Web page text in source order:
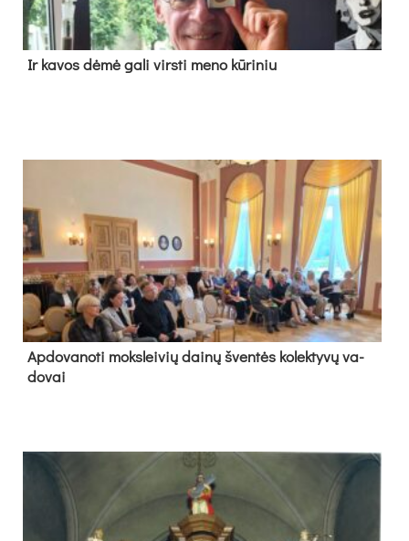
Ir ka­vos dė­mė ga­li virs­ti me­no kū­ri­niu
Ap­do­va­no­ti moks­lei­vių dai­nų šven­tės ko­lek­ty­vų va­
do­vai